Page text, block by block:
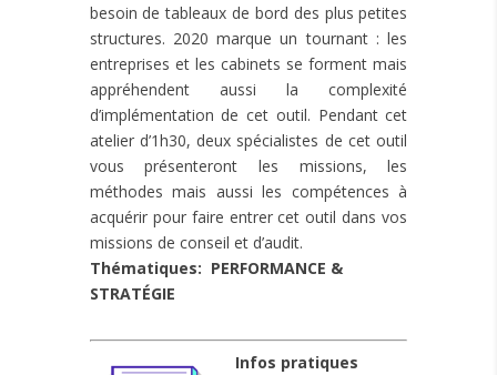
besoin de tableaux de bord des plus petites
structures. 2020 marque un tournant : les
entreprises et les cabinets se forment mais
appréhendent aussi la complexité
d’implémentation de cet outil. Pendant cet
atelier d’1h30, deux spécialistes de cet outil
vous présenteront les missions, les
méthodes mais aussi les compétences à
acquérir pour faire entrer cet outil dans vos
missions de conseil et d’audit.
Thématiques: PERFORMANCE &
STRATÉGIE
Infos pratiques